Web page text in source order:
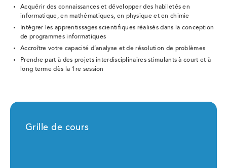
Acquérir des connaissances et développer des habiletés en
informatique, en mathématiques, en physique et en chimie
Intégrer les apprentissages scientifiques réalisés dans la conception
de programmes informatiques
Accroître votre capacité d’analyse et de résolution de problèmes
Prendre part à des projets interdisciplinaires stimulants à court et à
long terme dès la 1re session
Grille de cours